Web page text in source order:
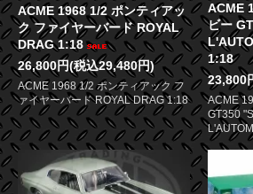
ACME 1968 1/2 ポンティアッ
ク ファイヤーバード ROYAL
DRAG 1:18
26,800円(税込29,480円)
ACME 1968 1/2 ポンティアック フ
ァイヤーバード ROYAL DRAG 1:18
ACME
ビー
1:18
23,800
ACME
GT350